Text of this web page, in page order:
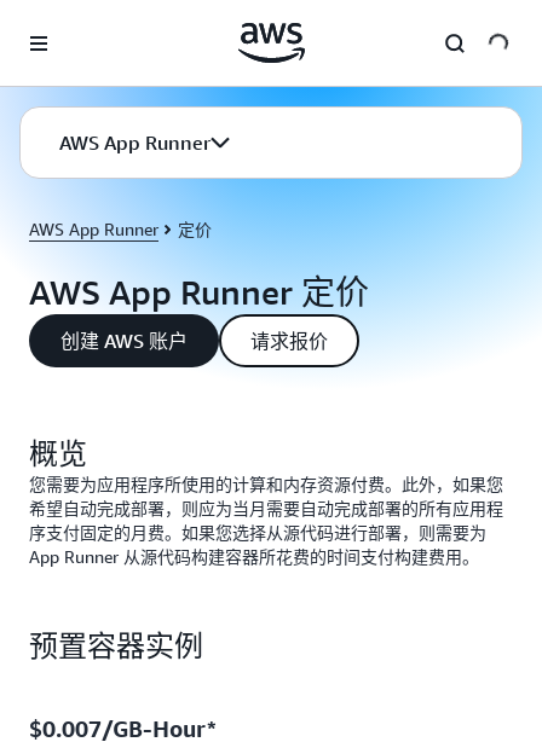
AWS App Runner
AWS App Runner 定价
AWS App Runner 定价
创建 AWS 账户 请求报价
概览
您需要为应用程序所使用的计算和内存资源付费。此外，如果您
希望自动完成部署，则应为当月需要自动完成部署的所有应用程
序支付固定的月费。如果您选择从源代码进行部署，则需要为
App Runner 从源代码构建容器所花费的时间支付构建费用。
预置容器实例
$0.007/GB-Hour*